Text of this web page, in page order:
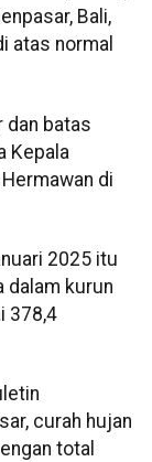
Bali,
atas normal
dan batas
Kepala
di
2025 itu
dalam kurun
378,4
curah hujan
total